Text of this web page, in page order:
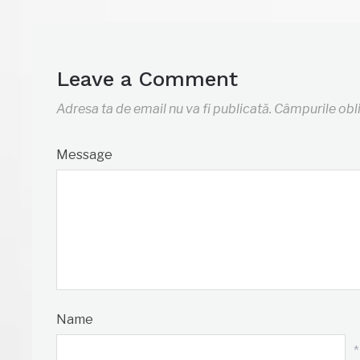
Leave a Comment
Adresa ta de email nu va fi publicată. Câmpurile
Message
Name
*